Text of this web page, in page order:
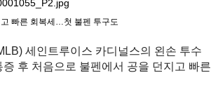
빠른 회복세…첫 불펜 투구도
세인트루이스 카디널스의 왼손 투수
후 처음으로 불펜에서 공을 던지고 빠른